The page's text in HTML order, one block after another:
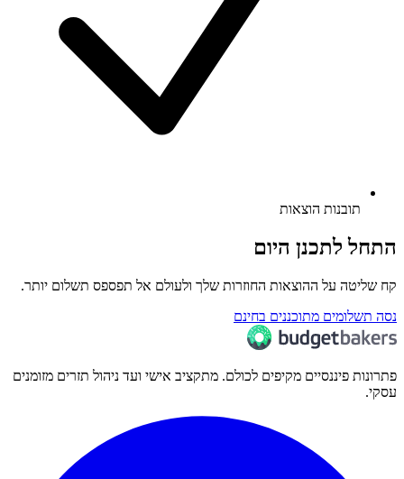
תובנות הוצאות
התחל לתכנן היום
קח שליטה על ההוצאות החוזרות שלך ולעולם אל תפספס תשלום יותר.
נסה תשלומים מתוכננים בחינם
פתרונות פיננסיים מקיפים לכולם. מתקציב אישי ועד ניהול תזרים מזומנים
עסקי.